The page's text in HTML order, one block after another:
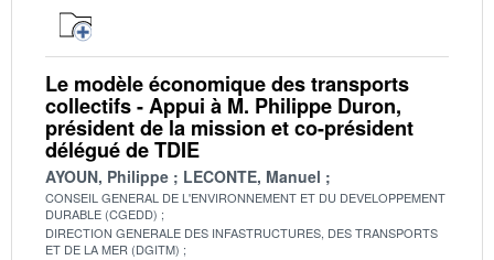
Le modèle économique des transports
collectifs - Appui à M. Philippe Duron,
président de la mission et co-président
délégué de TDIE
AYOUN, Philippe LECONTE, Manuel
CONSEIL GENERAL DE L'ENVIRONNEMENT ET DU DEVELOPPEMENT
DURABLE (CGEDD)
DIRECTION GENERALE DES INFASTRUCTURES, DES TRANSPORTS
ET DE LA MER (DGITM)